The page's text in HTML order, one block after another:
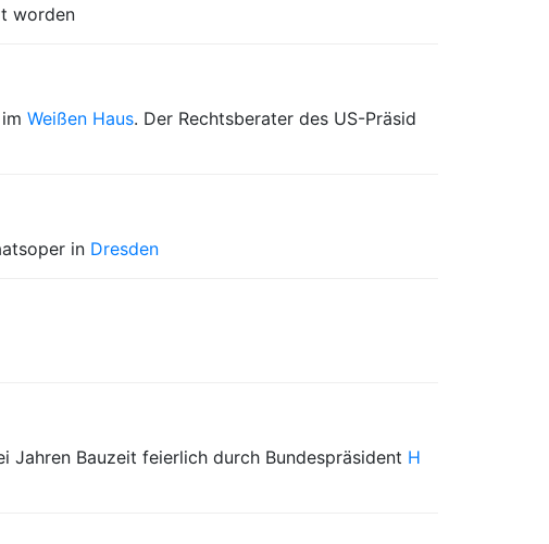
worden
Weißen Haus. Der Rechtsberater des US-Präsid
in Dresden
Jahren Bauzeit feierlich durch Bundespräsident H